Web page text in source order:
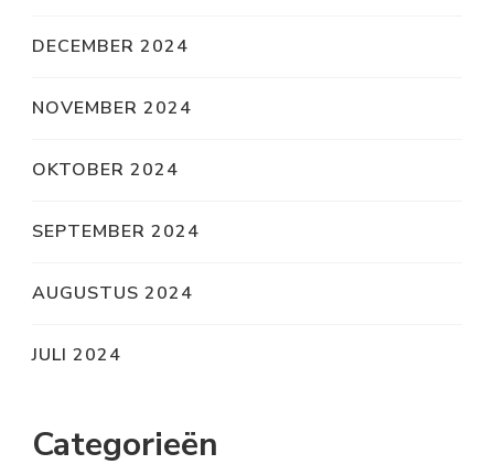
DECEMBER 2024
NOVEMBER 2024
OKTOBER 2024
SEPTEMBER 2024
AUGUSTUS 2024
JULI 2024
Categorieën